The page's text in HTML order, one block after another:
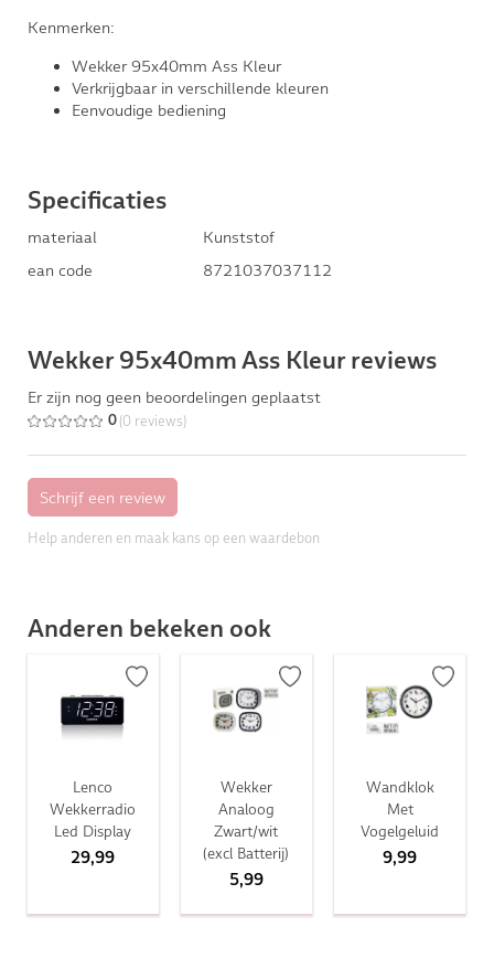
Kenmerken:
Wekker 95x40mm Ass Kleur
Verkrijgbaar in verschillende kleuren
Eenvoudige bediening
Specificaties
materiaal
Kunststof
ean code
8721037037112
Wekker 95x40mm Ass Kleur reviews
Er zijn nog geen beoordelingen geplaatst
0 (0 reviews)
Help anderen en maak kans op een waardebon
Anderen bekeken ook
Lenco
Wekkerradio
Led Display
29,99
Wekker
Analoog
Zwart/wit
(excl Batterij)
5,99
Wandklok
Met
Vogelgeluid
9,99